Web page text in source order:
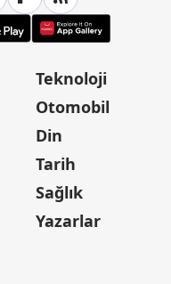
Teknoloji
Otomobil
Din
Tarih
Sağlık
Yazarlar